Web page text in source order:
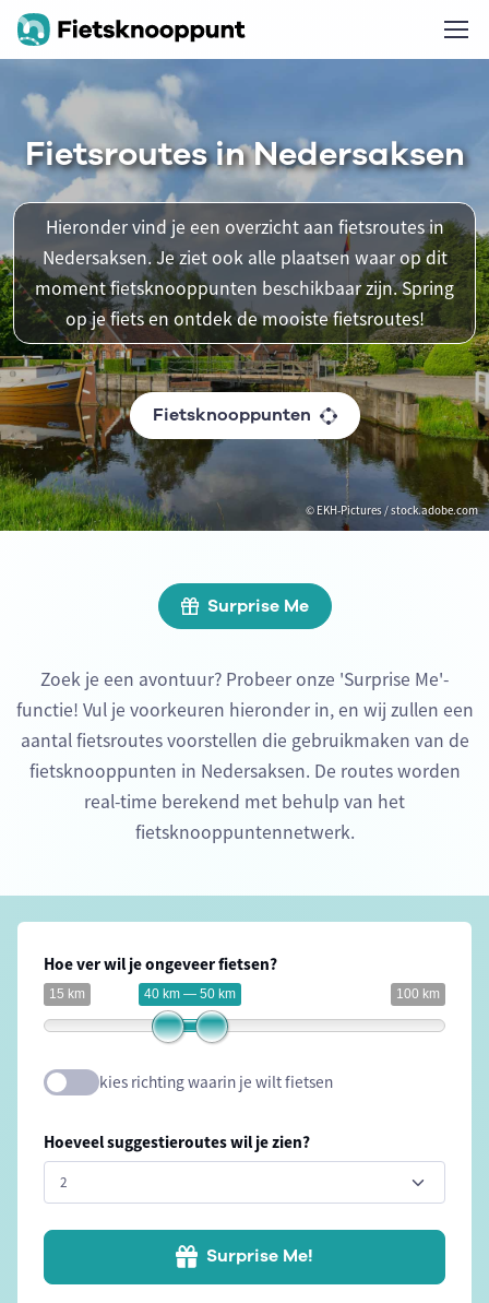
© EKH-Pictures / stock.adobe.com
Fietsroutes in Nedersaksen
Hieronder vind je een overzicht aan fietsroutes in
Nedersaksen. Je ziet ook alle plaatsen waar op dit
moment fietsknooppunten beschikbaar zijn. Spring
op je fiets en ontdek de mooiste fietsroutes!
Fietsknooppunten
Surprise Me
Zoek je een avontuur? Probeer onze 'Surprise Me'-
functie! Vul je voorkeuren hieronder in, en wij zullen een
aantal fietsroutes voorstellen die gebruikmaken van de
fietsknooppunten in Nedersaksen. De routes worden
real-time berekend met behulp van het
fietsknooppuntennetwerk.
Hoe ver wil je ongeveer fietsen?
15 km 100 km
40 km — 50 km
kies richting waarin je wilt fietsen
Hoeveel suggestieroutes wil je zien?
Surprise Me!